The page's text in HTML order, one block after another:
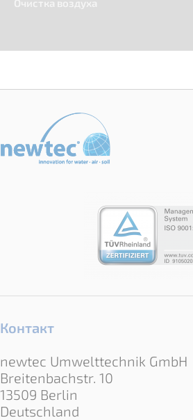
Очистка воздуха
Контакт
newtec Umwelttechnik GmbH
Breitenbachstr. 10
13509 Berlin
Deutschland